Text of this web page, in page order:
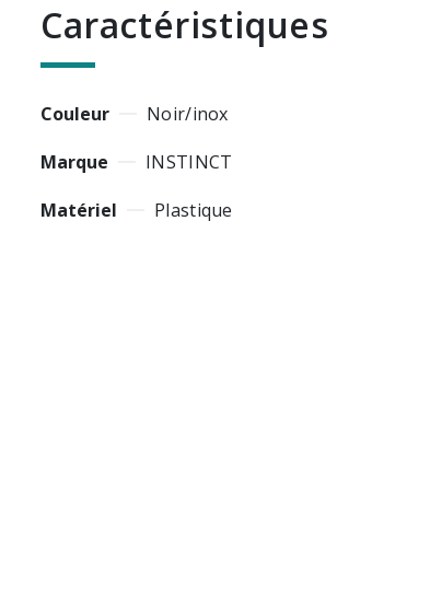
Caractéristiques
Couleur
Noir/inox
Marque
INSTINCT
Matériel
Plastique